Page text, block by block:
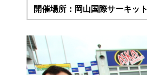
開催場所：岡山国際サーキット